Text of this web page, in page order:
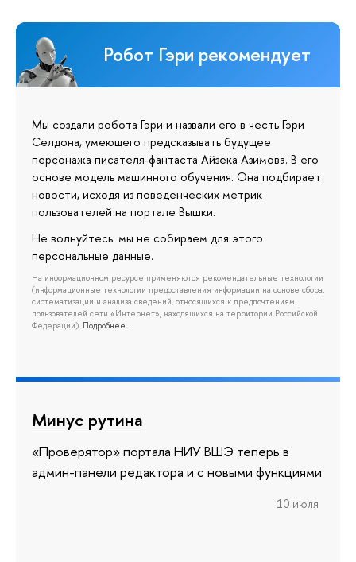
Робот Гэри рекомендует
Мы создали робота Гэри и назвали его в честь Гэри
Селдона, умеющего предсказывать будущее
персонажа писателя-фантаста Айзека Азимова. В его
основе модель машинного обучения. Она подбирает
новости, исходя из поведенческих метрик
пользователей на портале Вышки.
Не волнуйтесь: мы не собираем для этого
персональные данные.
На информационном ресурсе применяются рекомендательные технологии
(информационные технологии предоставления информации на основе сбора,
систематизации и анализа сведений, относящихся к предпочтениям
пользователей сети «Интернет», находящихся на территории Российской
Федерации). Подробнее…
Минус рутина
«Проверятор» портала НИУ ВШЭ теперь в
админ-панели редактора и с новыми функциями
10 июля